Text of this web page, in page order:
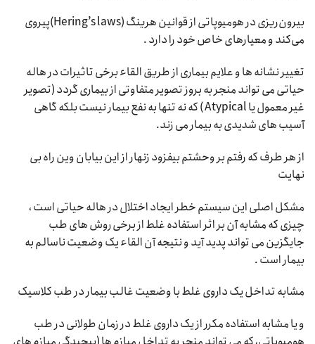
بیرون‌ریزی در هومیوپاتی از قوانین هرینگ (Hering’s laws)پیروی
می‌کند و معیارهای خاص خود را دارد .
تغییر نشانه ها و علایم بیماری از طریق القاء برخی تاثیرات در هاله
حیاتی می تواند منجر به بروز تصویر متفاوتی از بیماری گردد (تصویر
غیر معمول یا Atypical ) که نه تنها به نفع بیمار نیست بلکه گاهی
آسیب های شدیدی به بیمار می زند.
از هر طرف که رفتم بر وحشتم بیفزود زنهار از این بیابان وین راه بی
نهایت
مشکل اصلی این سیستم خطر ایجاد اختلال در هاله حیاتی است ،
چیزی که مشابه آن بر اثر استفاده غلط از برخی روش های طب
جایگزین می تواند پدید آید و نتیجه آن القاء یک وضعیت ناسالم به
بیمار است .
مشابه تداخل یک داروی غلط با وضعیت غالب بیمار در طب کلاسیک
و یا مشابه استفاده مکرر از یک داروی غلط در زمان طولانی در طب